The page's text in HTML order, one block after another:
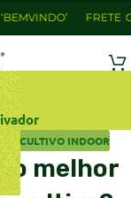
FRETE GRÁTIS
CULTIVO INDOOR
o melhor